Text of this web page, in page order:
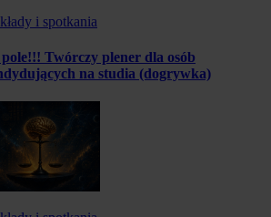
i spotkania
Twórczy plener dla osób
na studia (dogrywka)